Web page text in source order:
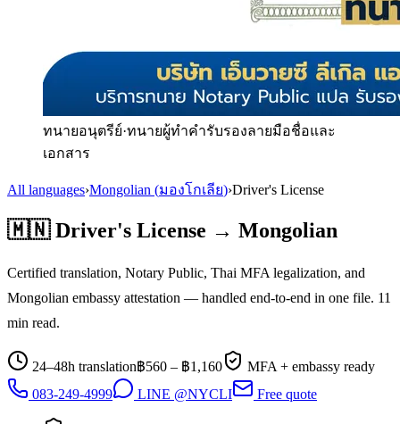
ทนายอนุตรีย์·ทนายผู้ทำคำรับรองลายมือชื่อและ
เอกสาร
All languages›Mongolian (มองโกเลีย)›Driver's License
🇲🇳 Driver's License → Mongolian
Certified translation, Notary Public, Thai MFA legalization, and
Mongolian embassy attestation — handled end-to-end in one file. 11
min read.
24–48h translation฿560 – ฿1,160
MFA + embassy ready
083-249-4999
LINE @NYCLI Free quote